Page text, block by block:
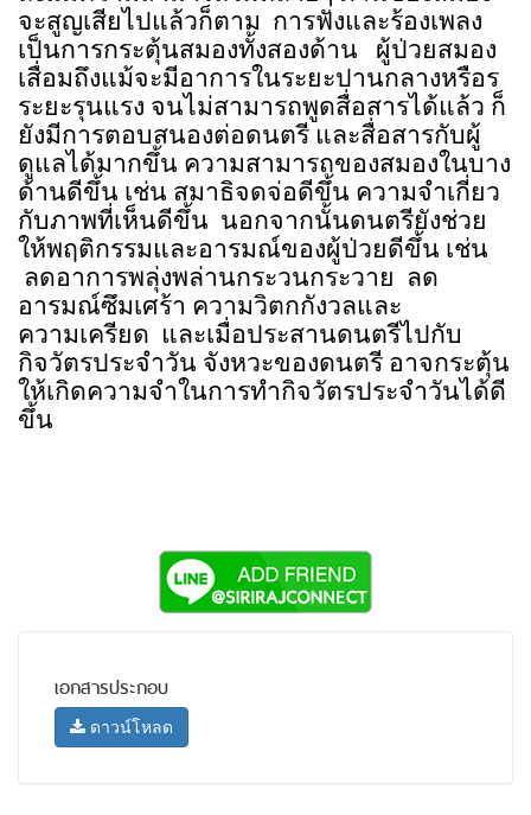
จะสูญเสียไปแล้วก็ตาม การฟังและร้องเพลง
เป็นการกระตุ้นสมองทั้งสองด้าน
ผู้ป่วยสมอง
เสื่อมถึงแม้จะมีอาการในระยะปานกลางหรือร
ระยะรุนแรง จนไม่สามารถพูดสื่อสารได้แล้ว ก็
ยังมีการตอบสนองต่อดนตรี และสื่อสารกับผู้
ดูแลได้มากขึ้น ความสามารถของสมองในบาง
ด้านดีขึ้น เช่น สมาธิจดจ่อดีขึ้น ความจำเกี่ยว
กับภาพที่เห็นดีขึ้น นอกจากนั้นดนตรียังช่วย
ให้พฤติกรรมและอารมณ์ของผู้ป่วยดีขึ้น เช่น
ลดอาการพลุ่งพล่านกระวนกระวาย ลด
อารมณ์ซึมเศร้า ความวิตกกังวลและ
ความเครียด และเมื่อประสานดนตรีไปกับ
กิจวัตรประจำวัน จังหวะของดนตรี อาจกระตุ้น
ให้เกิดความจำในการทำกิจวัตรประจำวันได้ดี
ขึ้น
เอกสารประกอบ
ดาวน์โหลด